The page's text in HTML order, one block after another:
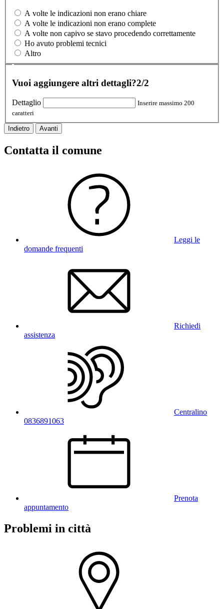
A volte le indicazioni non erano chiare
A volte le indicazioni non erano complete
A volte non capivo se stavo procedendo correttamente
Ho avuto problemi tecnici
Altro
Vuoi aggiungere altri dettagli?2/2
Dettaglio
Inserire massimo 200
caratteri
Indietro Avanti
Contatta il comune
Leggi le
domande frequenti
Richiedi
assistenza
Centralino
0836891063
Prenota
appuntamento
Problemi in città